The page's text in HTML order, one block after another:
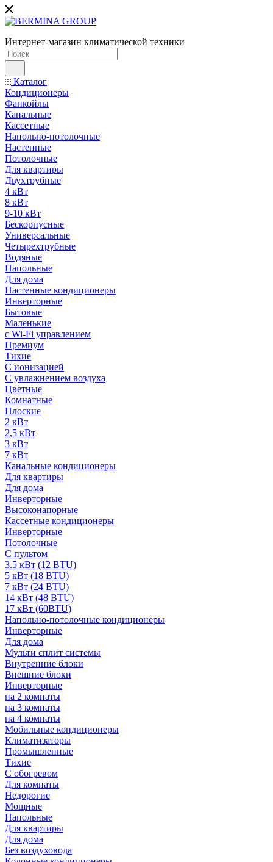
Интернет-магазин климатической техники
Каталог
Кондиционеры
Фанкойлы
Канальные
Кассетные
Напольно-потолочные
Настенные
Потолочные
Для квартиры
Двухтрубные
4 кВт
8 кВт
9-10 кВт
Бескорпусные
Универсальные
Четырехтрубные
Водяные
Напольные
Для дома
Настенные кондиционеры
Инверторные
Бытовые
Маленькие
с Wi-Fi управлением
Премиум
Тихие
С ионизацией
С увлажнением воздуха
Цветные
Комнатные
Плоские
2 кВт
2,5 кВт
3 кВт
7 кВт
Канальные кондиционеры
Для квартиры
Для дома
Инверторные
Высоконапорные
Кассетные кондиционеры
Инверторные
Потолочные
С пультом
3.5 кВт (12 BTU)
5 кВт (18 BTU)
7 кВт (24 BTU)
14 кВт (48 BTU)
17 кВт (60BTU)
Напольно-потолочные кондиционеры
Инверторные
Для дома
Мульти сплит системы
Внутренние блоки
Внешние блоки
Инверторные
на 2 комнаты
на 3 комнаты
на 4 комнаты
Мобильные кондиционеры
Климатизаторы
Промышленные
Тихие
С обогревом
Для комнаты
Недорогие
Мощные
Напольные
Для квартиры
Для дома
Без воздуховода